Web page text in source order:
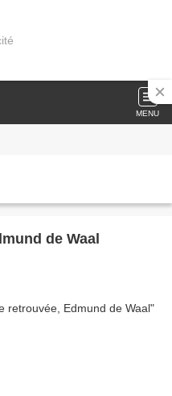
MENU
de Waal